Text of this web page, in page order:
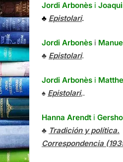
Jordi Arbonès i
♣ Epistolari.
Jordi Arbonès i
♣ Epistolari.
Jordi Arbonès i
♠ Epistolari,.
Hanna Arendt i
♣ Tradición y política.
Correspondencia